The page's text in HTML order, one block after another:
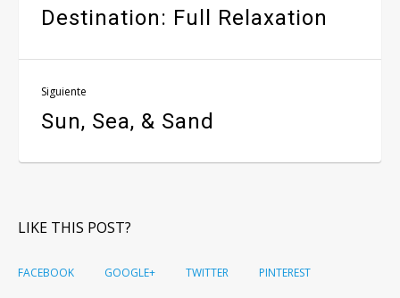
Destination: Full Relaxation
Siguiente
Sun, Sea, & Sand
LIKE THIS POST?
FACEBOOK GOOGLE+ TWITTER PINTEREST